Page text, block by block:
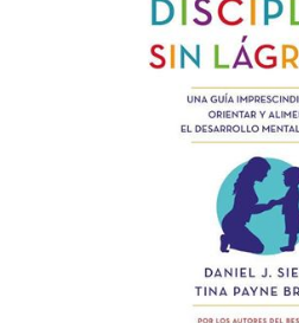
Agotado